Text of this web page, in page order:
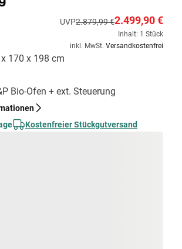
UVP2.879,99 €2.499,90 €
Inhalt: 1 Stück
inkl. MwSt. Versandkostenfrei
170 x 198 cm
Bio-Ofen + ext. Steuerung
Kostenfreier Stückgutversand